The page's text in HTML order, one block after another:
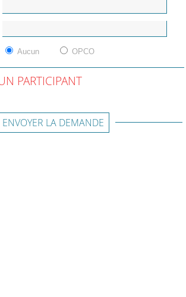
Aucun OPCO
PARTICIPANT
ENVOYER LA DEMANDE